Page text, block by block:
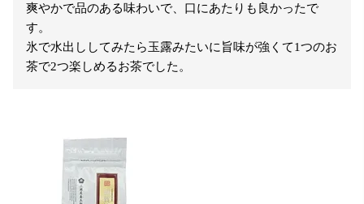
爽やかで品のある味わいで、口にあたりも良かったで
す。
氷で水出ししてみたら玉露みたいに旨味が強くて1つのお
茶で2つ楽しめるお茶でした。